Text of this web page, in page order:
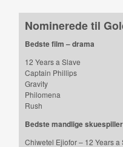
Nominerede til
Bedste film – drama
12 Years a Slave
Captain Phillips
Gravity
Philomena
Rush
Bedste mandlige
Chiwetel Ejiofor – 12 Years a